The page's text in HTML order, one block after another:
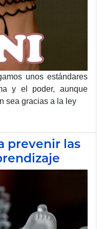
unos estándares
y el poder, aunque
sea gracias a la ley
prevenir las